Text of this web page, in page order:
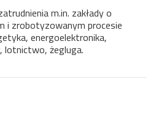
m.in. zakłady o
i zrobotyzowanym procesie
energoelektronika,
lotnictwo, żegluga.